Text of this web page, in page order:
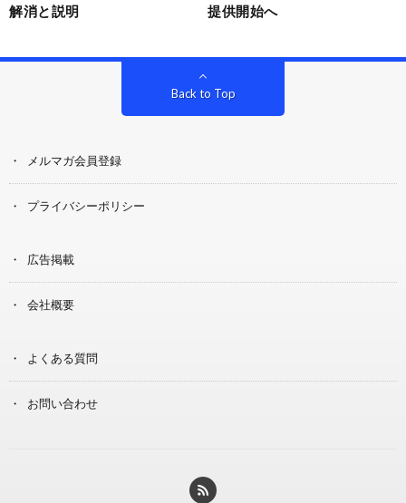
解消と説明
提供開始へ
Back to Top
メルマガ会員登録
プライバシーポリシー
広告掲載
会社概要
よくある質問
お問い合わせ